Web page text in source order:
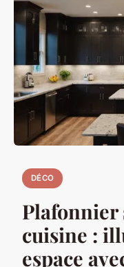
DÉCO
Plafonnier
cuisine :
espace